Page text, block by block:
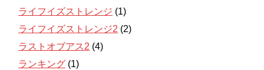
ライフイズストレンジ (1)
ライフイズストレンジ2 (2)
ラストオブアス2 (4)
ランキング (1)